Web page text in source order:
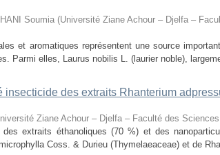
Soumia (Université Ziane Achour – Djelfa –
et aromatiques représentent une source
Parmi elles, Laurus nobilis L. (laurier noble),
insecticide des extraits Rhanterium
Ziane Achour – Djelfa – Faculté des
des extraits éthanoliques (70 %) et des
Coss. & Durieu (Thymelaeaceae) et de